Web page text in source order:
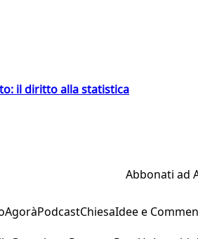
il diritto alla statistica
Abbonati ad
AgoràPodcastChiesaIdee e